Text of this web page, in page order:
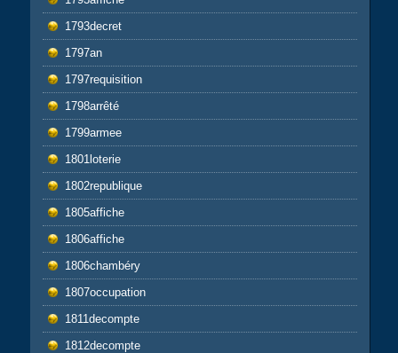
1793decret
1797an
1797requisition
1798arrêté
1799armee
1801loterie
1802republique
1805affiche
1806affiche
1806chambéry
1807occupation
1811decompte
1812decompte